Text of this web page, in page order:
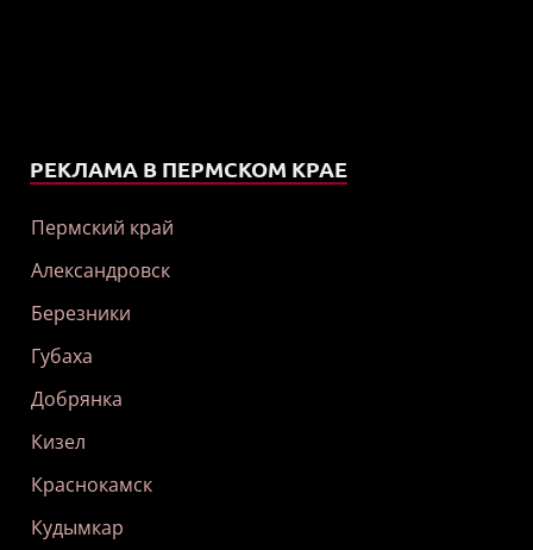
РЕКЛАМА В ПЕРМСКОМ КРАЕ
Пермский край
Александровск
Березники
Губаха
Добрянка
Кизел
Краснокамск
Кудымкар